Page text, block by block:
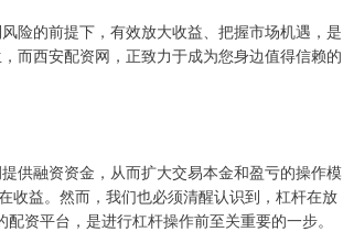
险的前提下，有效放大收益、把握市场机遇，是
而西安配资网，正致力于成为您身边值得信赖的
供融资资金，从而扩大交易本金和盈亏的操作模
收益。然而，我们也必须清醒认识到，杠杆在放
资平台，是进行杠杆操作前至关重要的一步。